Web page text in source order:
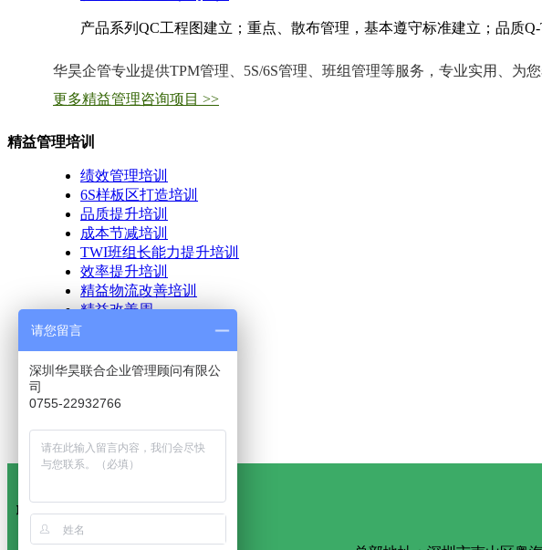
产品系列QC工程图建立；重点、散布管理，基本遵守标准建立；品质
华昊企管专业提供TPM管理、5S/6S管理、班组管理等服务，专业实用、为您
更多精益管理咨询项目 >>
精益管理培训
绩效管理培训
6S样板区打造培训
品质提升培训
成本节减培训
TWI班组长能力提升培训
效率提升培训
精益物流改善培训
精益改善周
精益管理工具培训
精益极限挑战培训
中层精益管理培训
更多精益管理培训项目 >>
联系方式：
请您留言
深圳华昊联合企业管理顾问有限公
司
0755-22932766